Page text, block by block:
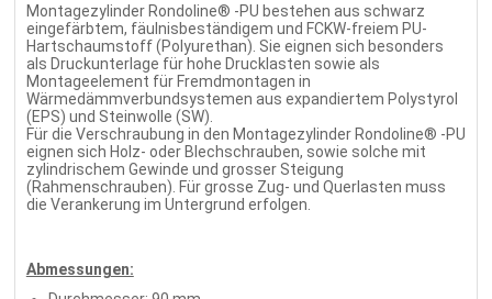
Montagezylinder Rondoline® -PU bestehen aus schwarz
eingefärbtem, fäulnisbeständigem und FCKW-freiem PU-
Hartschaumstoff (Polyurethan). Sie eignen sich besonders
als Druckunterlage für hohe Drucklasten sowie als
Montageelement für Fremdmontagen in
Wärmedämmverbundsystemen aus expandiertem Polystyrol
(EPS) und Steinwolle (SW).
Für die Verschraubung in den Montagezylinder Rondoline® -PU
eignen sich Holz- oder Blechschrauben, sowie solche mit
zylindrischem Gewinde und grosser Steigung
(Rahmenschrauben). Für grosse Zug- und Querlasten muss
die Verankerung im Untergrund erfolgen.
Abmessungen: